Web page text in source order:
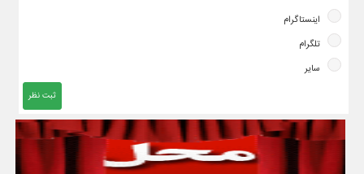
اینستاگرام
تلگرام
سایر
ثبت نظر